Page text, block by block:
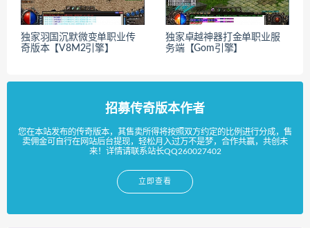
独家羽国沉默微变单职业传
奇版本【V8M2引擎】
独家卓越神器打金单职业服
务端【Gom引擎】
招募传奇版本作者
您在本站发布的传奇版本，其售卖所得将按照双方约定的比例进行分成，售
卖佣金可自行在网站后台提现，轻松月入过万不是梦，合作共赢，共创未
来！详情请联系站长QQ260027402
立即查看